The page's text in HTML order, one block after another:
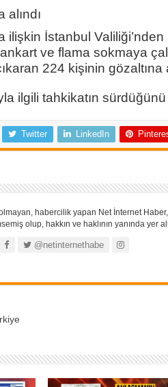
alındı
ilişkin İstanbul Valiliği’nden
ve flama sokmaya
224 kişinin gözaltına
ilgili tahkikatın
Twitter LinkedIn
habercilik yapan Net İnternet
olup, hakkın ve haklının yanında yer
@netinternethabe